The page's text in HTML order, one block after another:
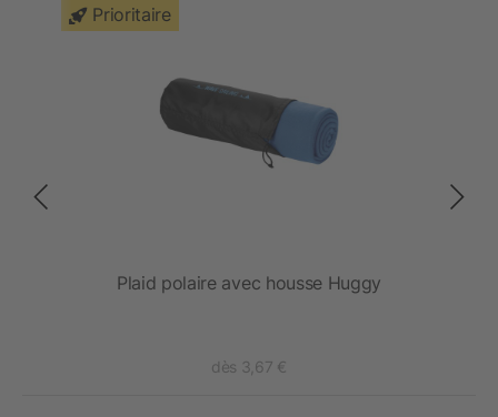
Prioritaire
Plaid polaire avec housse Huggy
dès 3,67 €